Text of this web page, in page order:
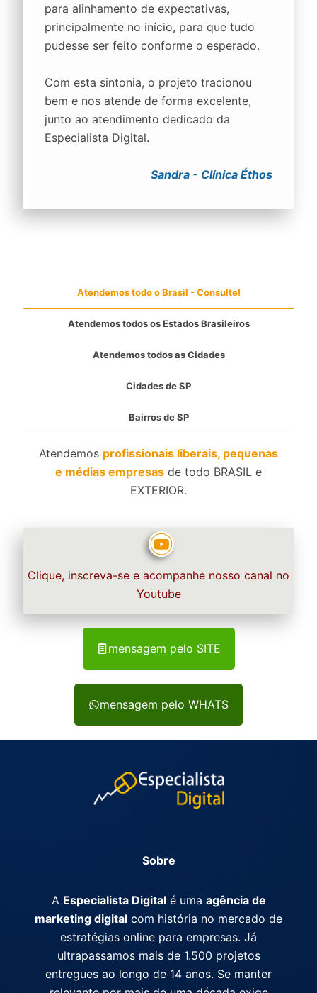
para alinhamento de expectativas,
principalmente no início, para que tudo
pudesse ser feito conforme o esperado.
Com esta sintonia, o projeto tracionou
bem e nos atende de forma excelente,
junto ao atendimento dedicado da
Especialista Digital.
Sandra - Clínica Éthos
Atendemos todo o Brasil - Consulte!
Atendemos todos os Estados Brasileiros
Atendemos todos as Cidades
Cidades de SP
Bairros de SP
Atendemos profissionais liberais, pequenas
e médias empresas de todo BRASIL e
EXTERIOR.
Clique, inscreva-se e acompanhe nosso canal no
Youtube
mensagem pelo SITE
mensagem pelo WHATS
Sobre
A Especialista Digitalé uma agência de
marketing digital com história no mercado de
estratégias online para empresas. Já
ultrapassamos mais de 1.500 projetos
entregues ao longo de 14 anos. Se manter